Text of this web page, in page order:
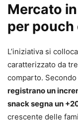
Mercato
per pouch
L’iniziativa si
caratterizzato da
comparto. Secondo
registrano un
snack segna un
crescente delle